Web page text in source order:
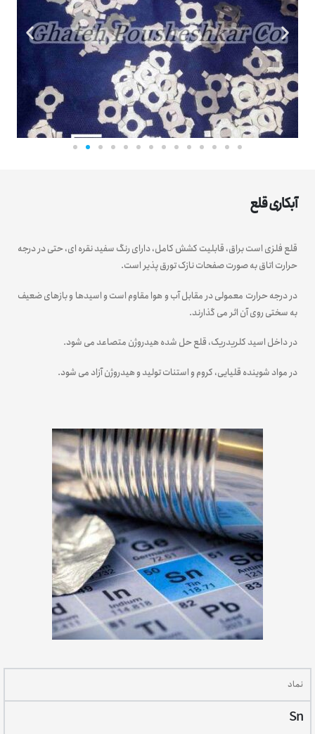
آبکاری قلع
قلع فلزی است براق، قابلیت کشش کامل، دارای رنگ سفید نقره ای، حتی در درجه
حرارت اتاق به صورت صفحات نازک تورق پذیر است.
در درجه حرارت معمولی در مقابل آب و هوا مقاوم است و اسیدها و بازهای ضعیف
به سختی روی آن اثر می گذارند.
در داخل اسید کلریدریک، قلع حل شده هیدروژن متصاعد می شود.
در مواد شوینده قلیایی، کروم و استنات تولید و هیدروژن آزاد می شود.
نماد
Sn